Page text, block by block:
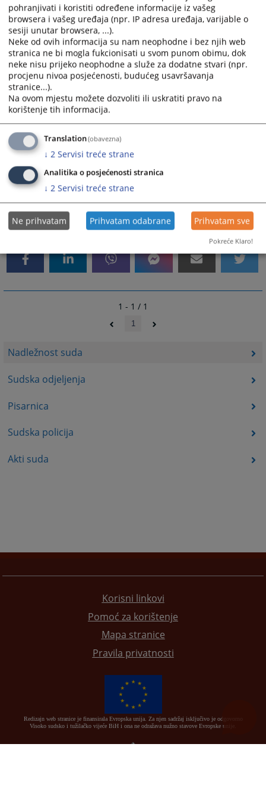
Nadležnost suda
Sudska odjeljenja
Pisarnica
Sudska policija
Akti suda
3. drugim predmetima
a) da sprovodi izvršni postupak,
b) da određuje mjere obezbjeđenja
c) da pruža pravnu pomoć sudovima u Bosni I
Hercegovini
d) da vrši druge poslove određene zakonom
Nadležnost,unutrašnje uređenje i rad suda regulisani
su Zakonom o sudovima Republike Srpske(„Službeni
glasnik Republike Srpske „broj 11/04) Pravilnikom o
unutrašnjem poslovanju redovnih sudova („Službeni
list SR BIH „ broj 3/76) i ostalim pozitivno-pravnim
propisima Bosne i Hercegovine i Republike Srpske
3157PREGLEDA
1 - 1 / 1
1
Korisni linkovi
Pomoć za korištenje
Mapa stranice
Pravila privatnosti
Redizajn web stranice je finansirala Evropska unija. Za njen sadržaj isključivo je odgovorno
Visoko sudsko i tužilačko vijeće BiH i ona ne odražava nužno stavove Evropske unije.
pohranjivati i koristiti određene informacije iz vašeg
browsera i vašeg uređaja (npr. IP adresa uređaja, varijable o
sesiji unutar browsera, ...).
Neke od ovih informacija su nam neophodne i bez njih web
stranica ne bi mogla fukcionisati u svom punom obimu, dok
neke nisu prijeko neophodne a služe za dodatne stvari (npr.
procjenu nivoa posjećenosti, budućeg usavršavanja
stranice...).
Na ovom mjestu možete dozvoliti ili uskratiti pravo na
korištenje tih informacija.
Translation(obavezna)
↓ 2 Servisi treće strane
Analitika o posjećenosti stranica
↓ 2 Servisi treće strane
Ne prihvatam Prihvatam odabrane Prihvatam sve
Pokreće Klaro!